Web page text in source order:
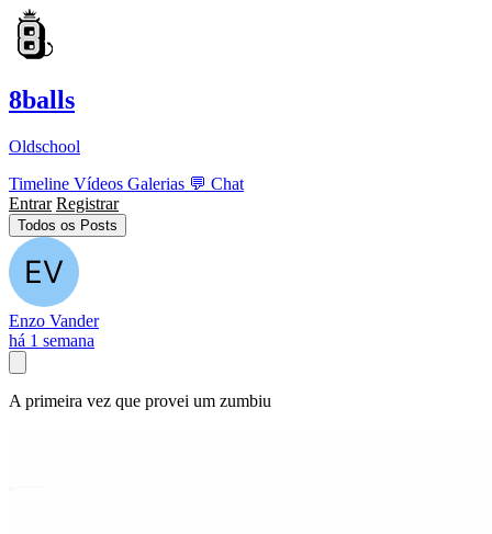
8balls
Oldschool
Timeline Vídeos Galerias 💬 Chat
Entrar Registrar
Todos os Posts
Enzo Vander
há 1 semana
A primeira vez que provei um zumbiu